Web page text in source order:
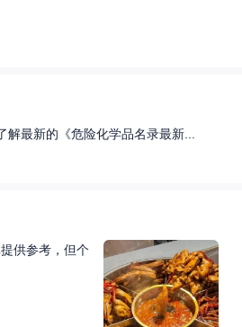
最新的《危险化学品名录最新...
供参考，但个